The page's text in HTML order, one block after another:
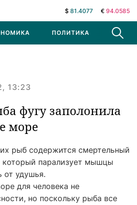
$ 81.4077 € 94.0585
ПОЛИТИКА В МИРЕ
13:23
фугу заполонила
море
рыб содержится смертельный
который парализует мышцы
от удушья.
для человека не
но поскольку рыба все